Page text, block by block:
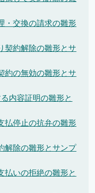
・交換の請求の雛形
契約解除の雛形とサ
約の無効の雛形とサ
内容証明の雛形と
払停止の抗弁の雛形
解除の雛形とサンプ
払いの拒絶の雛形と